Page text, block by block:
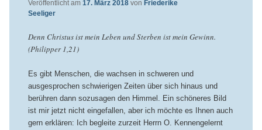
Veröffentlicht am 17. März 2018 von Friederike
Seeliger
Denn Christus ist mein Leben und Sterben ist mein Gewinn.
(Philipper 1,21)
Es gibt Menschen, die wachsen in schweren und
ausgesprochen schwierigen Zeiten über sich hinaus und
berühren dann sozusagen den Himmel. Ein schöneres Bild
ist mir jetzt nicht eingefallen, aber ich möchte es Ihnen auch
gern erklären: Ich begleite zurzeit Herrn O. Kennengelernt